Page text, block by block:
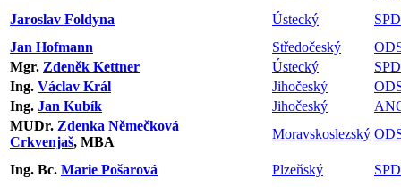
Jaroslav Foldyna
Ústecký
SPD
Jan Hofmann
Středočeský
Mgr. Zdeněk Kettner Ústecký
SPD
Ing. Václav Král Jihočeský
Ing. Jan Kubík Jihočeský
MUDr. Zdenka Němečková
Crkvenjaš, MBA
Moravskoslezský
Ing. Bc. Marie Pošarová Plzeňský SPD